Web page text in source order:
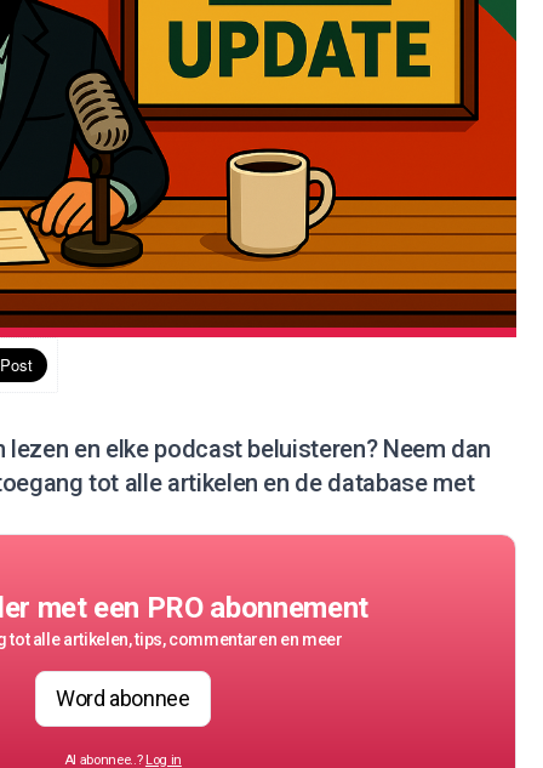
lezen en elke podcast beluisteren? Neem dan
tot alle artikelen en de database met
met een PRO abonnement
tot alle artikelen, tips, commentaren en meer
Word abonnee
Al abonnee..? Log in